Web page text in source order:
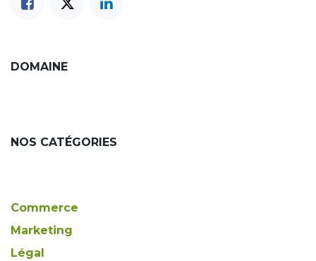
DOMAINE
NOS CATÉGORIES
Commerce
Marketing
Légal